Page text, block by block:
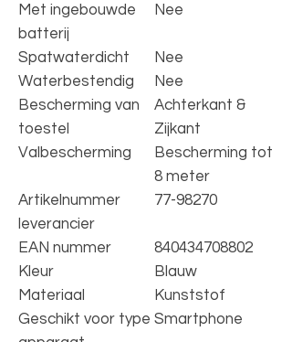
Met ingebouwde
batterij
Nee
Spatwaterdicht
Nee
Waterbestendig
Nee
Bescherming van
toestel
Achterkant &
Zijkant
Valbescherming
Bescherming tot
8 meter
Artikelnummer
leverancier
77-98270
EAN nummer
840434708802
Kleur
Blauw
Materiaal
Kunststof
Geschikt voor type Smartphone